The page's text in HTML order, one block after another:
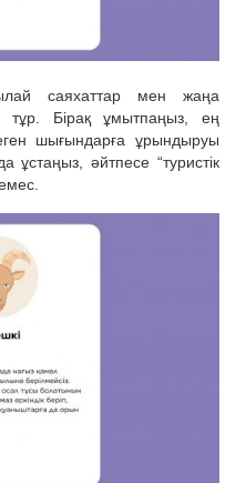
саяхаттар мен жаңа
тұр. Бірақ ұмытпаңыз, ең
шығындарға ұрындыруы
ұстаңыз, әйтпесе “туристік